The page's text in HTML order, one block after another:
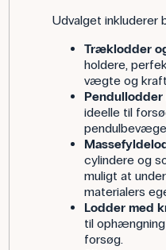
Udvalget inkluderer
Træklodder
holdere,
vægte og
ideelle til
cylindere og
muligt at
materialers
Lodder med
til
forsøg.